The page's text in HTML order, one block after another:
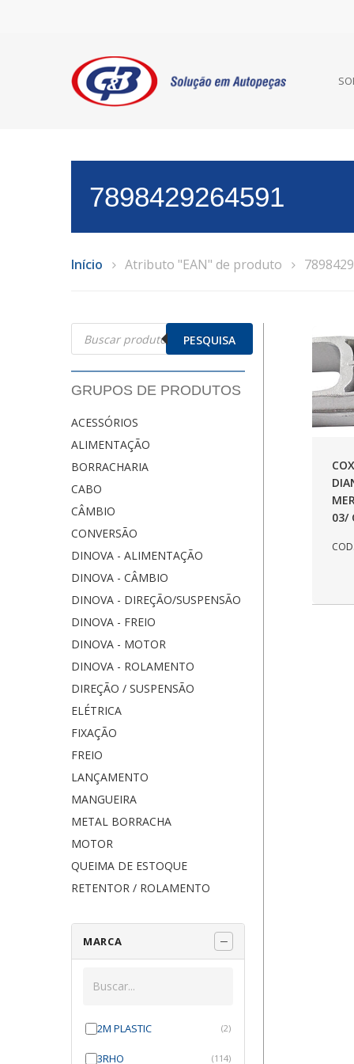
7898429264591
Início Atributo "EAN" de produto
Pesquisar
produtos PESQUISA
GRUPOS DE PRODUTOS
ACESSÓRIOS
ALIMENTAÇÃO
BORRACHARIA
CABO
CÂMBIO
CONVERSÃO
DINOVA - ALIMENTAÇÃO
DINOVA - CÂMBIO
DINOVA - DIREÇÃO/SUSPENSÃO
DINOVA - FREIO
DINOVA - MOTOR
DINOVA - ROLAMENTO
DIREÇÃO / SUSPENSÃO
ELÉTRICA
FIXAÇÃO
FREIO
LANÇAMENTO
MANGUEIRA
METAL BORRACHA
MOTOR
QUEIMA DE ESTOQUE
RETENTOR / ROLAMENTO
MARCA
2M PLASTIC (2)
3RHO (114)
03/